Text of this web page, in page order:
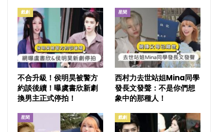
戲劇
不合升級！侯明昊被警方
約談後續！曝虞書欣新劇
換男主正式停拍！
星聞
西村力去世站姐Mina同學
發長文發聲：不是你們想
象中的那種人！
星聞 戲劇